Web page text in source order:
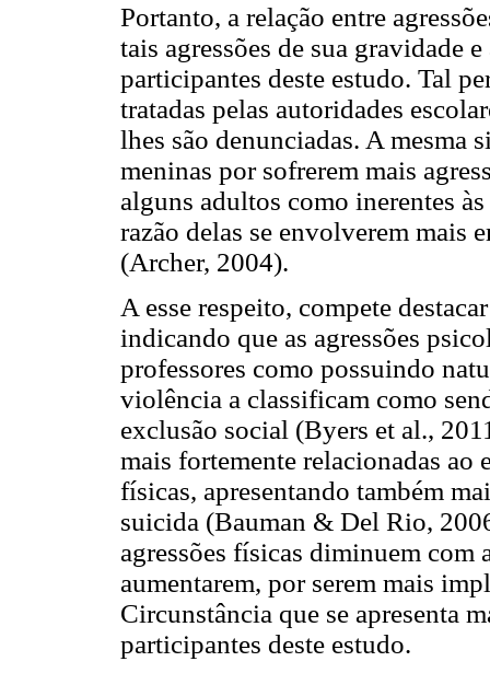
Portanto, a relação entre
tais agressões de sua gravidade
participantes deste estudo. Tal
tratadas pelas autoridades
lhes são denunciadas. A mesma
meninas por sofrerem mais
alguns adultos como inerentes
razão delas se envolverem mais
(Archer, 2004).
A esse respeito, compete
indicando que as agressões
professores como possuindo
violência a classificam como
exclusão social (Byers et al.,
mais fortemente relacionadas ao
físicas, apresentando também
suicida (Bauman & Del Rio,
agressões físicas diminuem com
aumentarem, por serem mais
Circunstância que se apresenta
participantes deste estudo.